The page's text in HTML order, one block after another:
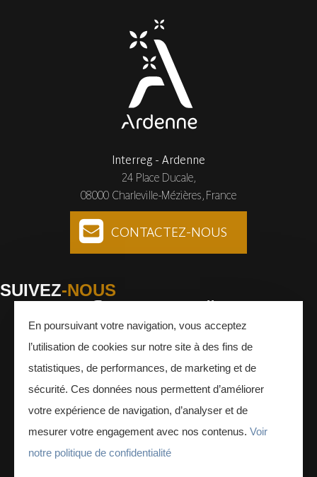
Interreg - Ardenne
24 Place Ducale,
08000 Charleville-Mézières, France
CONTACTEZ-NOUS
SUIVEZ-NOUS
Facebook Instagram Youtube
En poursuivant votre navigation, vous acceptez
l’utilisation de cookies sur notre site à des fins de
statistiques, de performances, de marketing et de
sécurité. Ces données nous permettent d’améliorer
votre expérience de navigation, d’analyser et de
mesurer votre engagement avec nos contenus. Voir
notre politique de confidentialité